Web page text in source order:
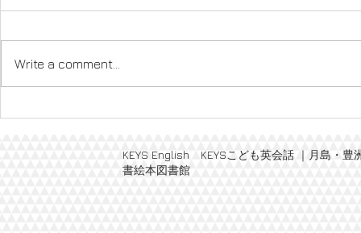
Halloween Party 2021
Write a comment...
KEYS English KEYSこども英会話 ｜月島・
書絵本図書館